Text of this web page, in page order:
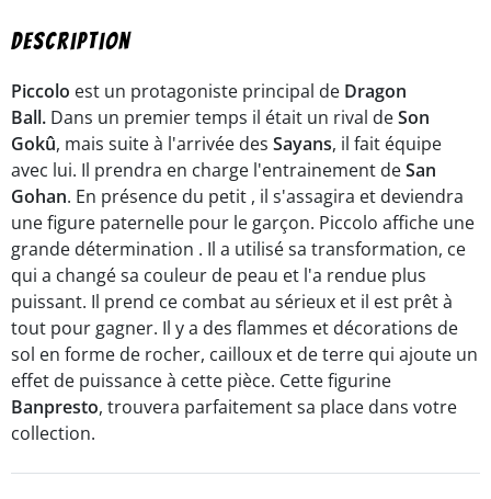
Description
Piccolo est un protagoniste principal de Dragon
Ball. Dans un premier temps il était un rival deSon
Gokû, mais suite à l'arrivée des Sayans, il fait équipe
avec lui. Il prendra en charge l'entrainement deSan
Gohan. En présence du petit , il s'assagira et deviendra
une figure paternelle pour le garçon. Piccolo affiche une
grande détermination . Il a utilisé sa transformation, ce
qui a changé sa couleur de peau et l'a rendue plus
puissant. Il prend ce combat au sérieux et il est prêt à
tout pour gagner. Il y a des flammes et décorations de
sol en forme de rocher, cailloux et de terre qui ajoute un
effet de puissance à cette pièce. Cette figurine
Banpresto, trouvera parfaitement sa place dans votre
collection.